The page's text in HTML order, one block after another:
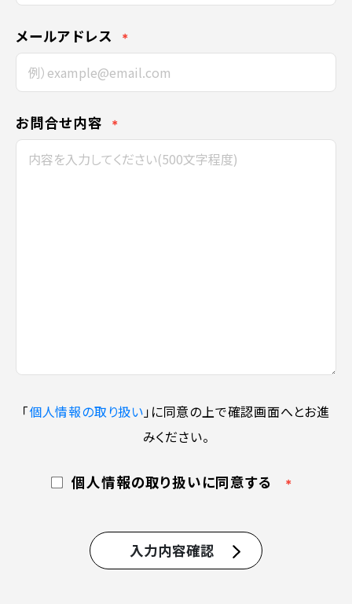
メールアドレス ＊
お問合せ内容 ＊
「個人情報の取り扱い」に同意の上で確認画面へとお進
みください。
個人情報の取り扱いに同意する ＊
入力内容確認